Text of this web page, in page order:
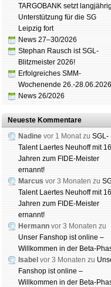
TARGOBANK setzt
Unterstützung für die SG
Leipzig fort
News 27–30/2026
Stephan Rausch ist SGL-
Blitzmeister 2026!
Erfolgreiches SMM-
Wochenende 26.-28.06.2026
News 26/2026
Neueste Kommentare
Nadine vor 1 Monat zu SGL-
Talent Laertes Neuhoff mit 16
Jahren zum FIDE-Meister
ernannt!
Marcus vor 3 Monaten zu
Talent Laertes Neuhoff mit 16
Jahren zum FIDE-Meister
ernannt!
Hermann vor 3 Monaten zu
Unser Fanshop ist online –
Willkommen in der Beta-
Isabel vor 3 Monaten zu
Fanshop ist online –
Willkommen in der Beta-